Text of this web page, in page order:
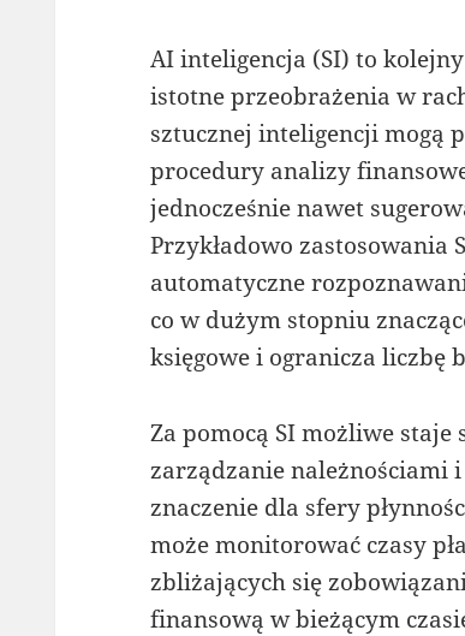
AI inteligencja (SI) to
istotne przeobrażenia w
sztucznej inteligencji mogą
procedury analizy
jednocześnie nawet
Przykładowo zastosowania
automatyczne
co w dużym stopniu
księgowe i ogranicza liczbę
Za pomocą SI możliwe
zarządzanie należnościami
znaczenie dla sfery
może monitorować czasy
zbliżających się
finansową w bieżącym